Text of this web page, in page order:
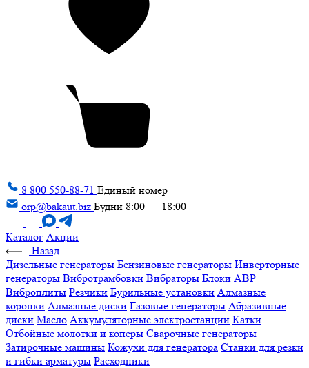
8 800 550-88-71 Единый номер
orp@bakaut.biz Будни 8:00 — 18:00
Каталог Акции
Назад
Дизельные генераторы Бензиновые генераторы Инверторные
генераторы Вибротрамбовки Вибраторы Блоки АВР
Виброплиты Резчики Бурильные установки Алмазные
коронки Алмазные диски Газовые генераторы Абразивные
диски Масло Аккумуляторные электростанции Катки
Отбойные молотки и коперы Сварочные генераторы
Затирочные машины Кожухи для генератора Станки для резки
и гибки арматуры Расходники